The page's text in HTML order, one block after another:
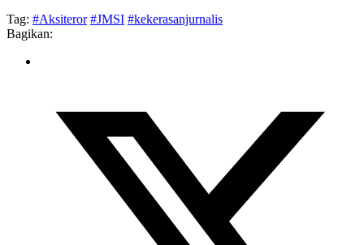
Tag: #Aksiteror #JMSI #kekerasanjurnalis
Bagikan: